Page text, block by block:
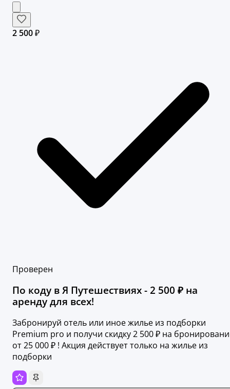
2 500 ₽
Проверен
По коду в Я Путешествиях - 2 500 ₽ на
аренду для всех!
Забронируй отель или иное жилье из подборки
Premium pro и получи скидку 2 500 ₽ на
от 25 000 ₽ ! Акция действует только на жилье из
подборки